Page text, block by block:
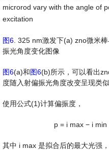
microrod vary with the angle of
excitation
图6 . 325 nm激发下(a) zno微米
振光角度变化图像
图6(a)和图6(b)所示，可以看出
度随入射偏振光角度改变呈现类
使用公式(1)计算偏振度，
p = i max − i min
其中 i max 是拟合后的最大光强，